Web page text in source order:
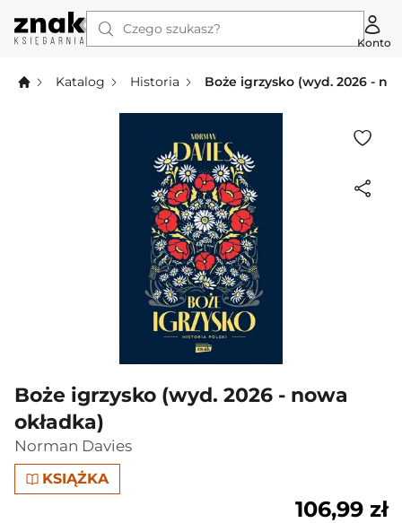
Czego szukasz?
Konto
Katalog Historia Boże igrzysko (wyd. 2026 -
Boże igrzysko (wyd. 2026 - nowa
okładka)
Norman Davies
KSIĄŻKA
106,99 zł